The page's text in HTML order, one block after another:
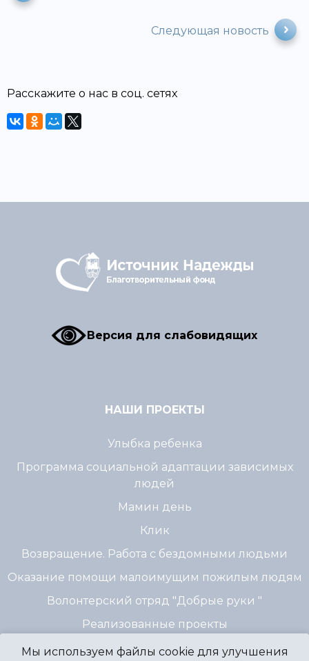
Следующая новость
Расскажите о нас в соц. сетях
Версия для слабовидящих
НАШИ ПРОЕКТЫ
Улыбка ребенка
Программа социальной адаптации зависимых
людей
Мамин день
Клик
Возвращение. Работа с бездомными людьми
Оказание помощи малоимущим пожилым людям
Волонтерский отряд "Добрые руки "
Реализованные проекты
Мы используем файлы cookie для улучшения